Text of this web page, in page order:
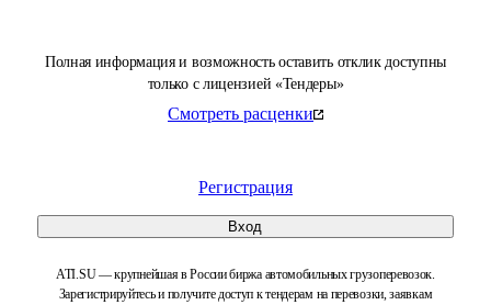
Полная информация и возможность оставить отклик доступны
только с лицензией «Тендеры»
Смотреть расценки
Регистрация
Вход
ATI.SU — крупнейшая в России биржа автомобильных грузоперевозок.
Зарегистрируйтесь и получите доступ к тендерам на перевозки, заявкам